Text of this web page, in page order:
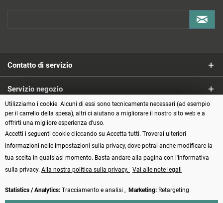
Contatto di servizio
Servizio negozio
Informazioni
Metodi di pagamento
Utilizziamo i cookie. Alcuni di essi sono tecnicamente necessari (ad esempio
per il carrello della spesa), altri ci aiutano a migliorare il nostro sito web e a
offrirti una migliore esperienza d'uso.
Accetti i seguenti cookie cliccando su Accetta tutti. Troverai ulteriori
informazioni nelle impostazioni sulla privacy, dove potrai anche modificare la
tua scelta in qualsiasi momento. Basta andare alla pagina con l'informativa
sulla privacy. Alla nostra politica sulla privacy. Vai alle note legali
Statistics / Analytics: Tracciamento e analisi , Marketing: Retargeting